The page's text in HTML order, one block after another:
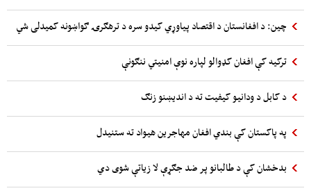
چین: د افغانستان د اقتصاد پیاوړي کیدو سره د ترهګرۍ ګواښونه کمیدلی شي
ترکیه کې افغان کډوالو لپاره نوې امنیتي ننګونې
د کابل د ودانیو کیفیت ته د اندیښنو زنګ
په پاکستان کې بندي افغان مهاجرین هیواد ته ستنیدل
بدخشان کې د طالبانو پر ضد جګړې لا زیاتې شوی دي